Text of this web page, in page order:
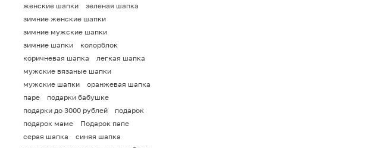
женские шапки
зеленая шапка
зимние женские шапки
зимние мужские шапки
зимние шапки
колорблок
коричневая шапка
легкая шапка
мужские вязаные шапки
мужские шапки
оранжевая шапка
паре
подарки бабушке
подарки до 3000 рублей
подарок
подарок маме
Подарок папе
серая шапка
синяя шапка